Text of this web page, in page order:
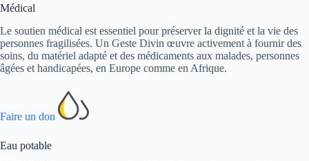
Médical
Le soutien médical est essentiel pour préserver la dignité et la vie des
personnes fragilisées. Un Geste Divin œuvre activement à fournir des
soins, du matériel adapté et des médicaments aux malades, personnes
âgées et handicapées, en Europe comme en Afrique.
Faire un don
Eau potable